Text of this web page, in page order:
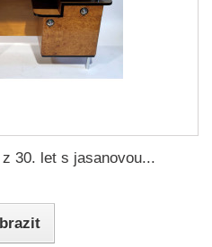
30. let s jasanovou...